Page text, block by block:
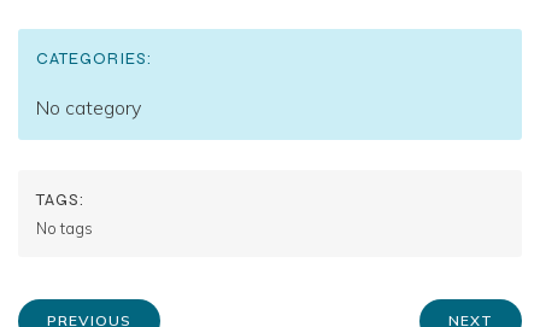
CATEGORIES:
No category
TAGS:
No tags
PREVIOUS NEXT